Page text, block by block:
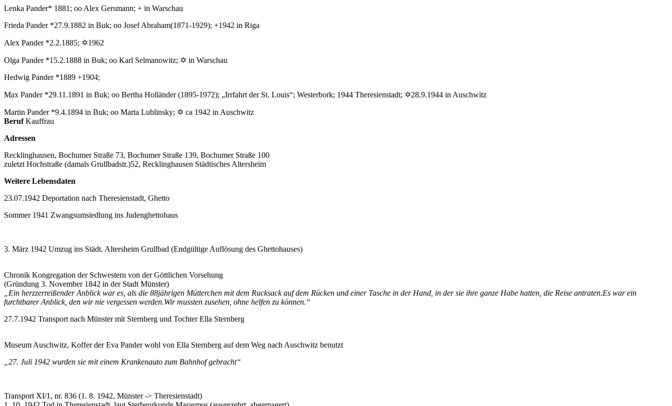
Lenka Pander* 1881; oo Alex Gersmann; + in Warschau
Frieda Pander *27.9.1882 in Buk; oo Josef Abraham(1871-1929); +1942 in Riga
Alex Pander *2.2.1885; ✡1962
Olga Pander *15.2.1888 in Buk; oo Karl Selmanowitz; ✡ in Warschau
Hedwig Pander *1889 +1904;
Max Pander *29.11.1891 in Buk; oo Bertha Holländer (1895-1972); „Irrfahrt der St. Louis“; Westerbork; 1944 Theresienstadt; ✡28.9.1944 in Auschwitz
Martin Pander *9.4.1894 in Buk; oo Marta Lublinsky; ✡ ca 1942 in Auschwitz
BerufKauffrau
Adressen
Recklinghausen, Bochumer Straße 73, Bochumer Straße 139, Bochumer Straße 100
zuletzt Hochstraße (damals Grullbadstr.)52, Recklinghausen Städtisches Altersheim
Weitere Lebensdaten
23.07.1942 Deportation nach Theresienstadt, Ghetto
Sommer 1941 Zwangsumsiedlung ins Judenghettohaus
3. März 1942 Umzug ins Städt. Altersheim Grullbad (Endgültige Auflösung des Ghettohauses)
Chronik Kongregation der Schwestern von der Göttlichen Vorsehung
(Gründung 3. November 1842 in der Stadt Münster)
„Ein herzzerreißender Anblick war es, als die 88jährigen Mütterchen mit dem Rucksack auf dem Rücken und einer Tasche in der Hand, in der sie ihre ganze Habe hatten, die Reise antraten.Es war ein
furchtbarer Anblick, den wir nie vergessen werden.Wir mussten zusehen, ohne helfen zu können.“
27.7.1942 Transport nach Münster mit Sternberg und Tochter Ella Sternberg
Museum Auschwitz, Koffer der Eva Pander wohl von Ella Sternberg auf dem Weg nach Auschwitz benutzt
„27. Juli 1942 wurden sie mit einem Krankenauto zum Bahnhof gebracht“
Transport XI/1, nr. 836 (1. 8. 1942, Münster -> Theresienstadt)